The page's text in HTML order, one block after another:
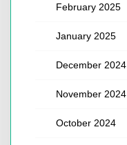
February 2025
January 2025
December 2024
November 2024
October 2024